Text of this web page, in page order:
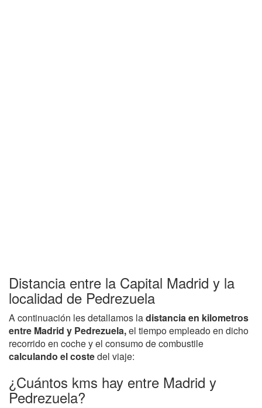
Distancia entre la Capital Madrid y la
localidad de Pedrezuela
A continuación les detallamos ladistancia en kilometros
entre Madrid y Pedrezuela,el tiempo empleado en dicho
recorrido en coche y el consumo de combustile
calculando el costedel viaje:
¿Cuántos kms hay entre Madrid y
Pedrezuela?